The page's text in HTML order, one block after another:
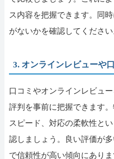
ス内容を把握できます。同
がないかを確認してください
3. オンラインレビューや
口コミやオンラインレビュ
評判を事前に把握できます
スピード、対応の柔軟性と
認しましょう。良い評価が
で信頼性が高い傾向にありま